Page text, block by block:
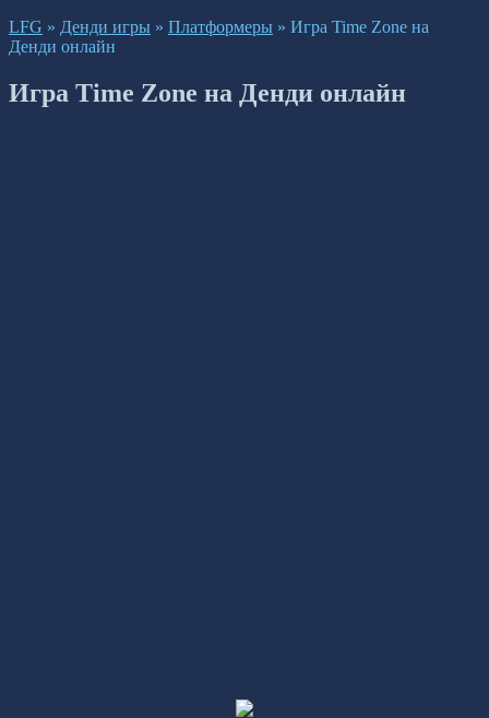
LFG » Денди игры » Платформеры » Игра Time Zone на
Денди онлайн
Игра Time Zone на Денди онлайн